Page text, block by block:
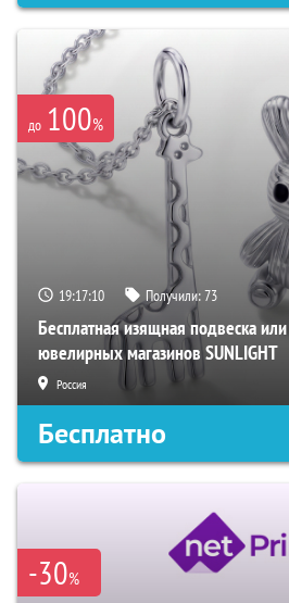
до 100%
19:17:09 Получили:73
Бесплатная изящная подвеска
ювелирных магазинов SUNLIGHT
Россия
Бесплатно
-30%